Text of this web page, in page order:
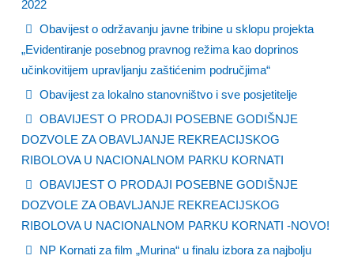
2022
Obavijest o održavanju javne tribine u sklopu projekta
„Evidentiranje posebnog pravnog režima kao doprinos
učinkovitijem upravljanju zaštićenim područjima“
Obavijest za lokalno stanovništvo i sve posjetitelje
OBAVIJEST O PRODAJI POSEBNE GODIŠNJE
DOZVOLE ZA OBAVLJANJE REKREACIJSKOG
RIBOLOVA U NACIONALNOM PARKU KORNATI
OBAVIJEST O PRODAJI POSEBNE GODIŠNJE
DOZVOLE ZA OBAVLJANJE REKREACIJSKOG
RIBOLOVA U NACIONALNOM PARKU KORNATI -NOVO!
NP Kornati za film „Murina“ u finalu izbora za najbolju